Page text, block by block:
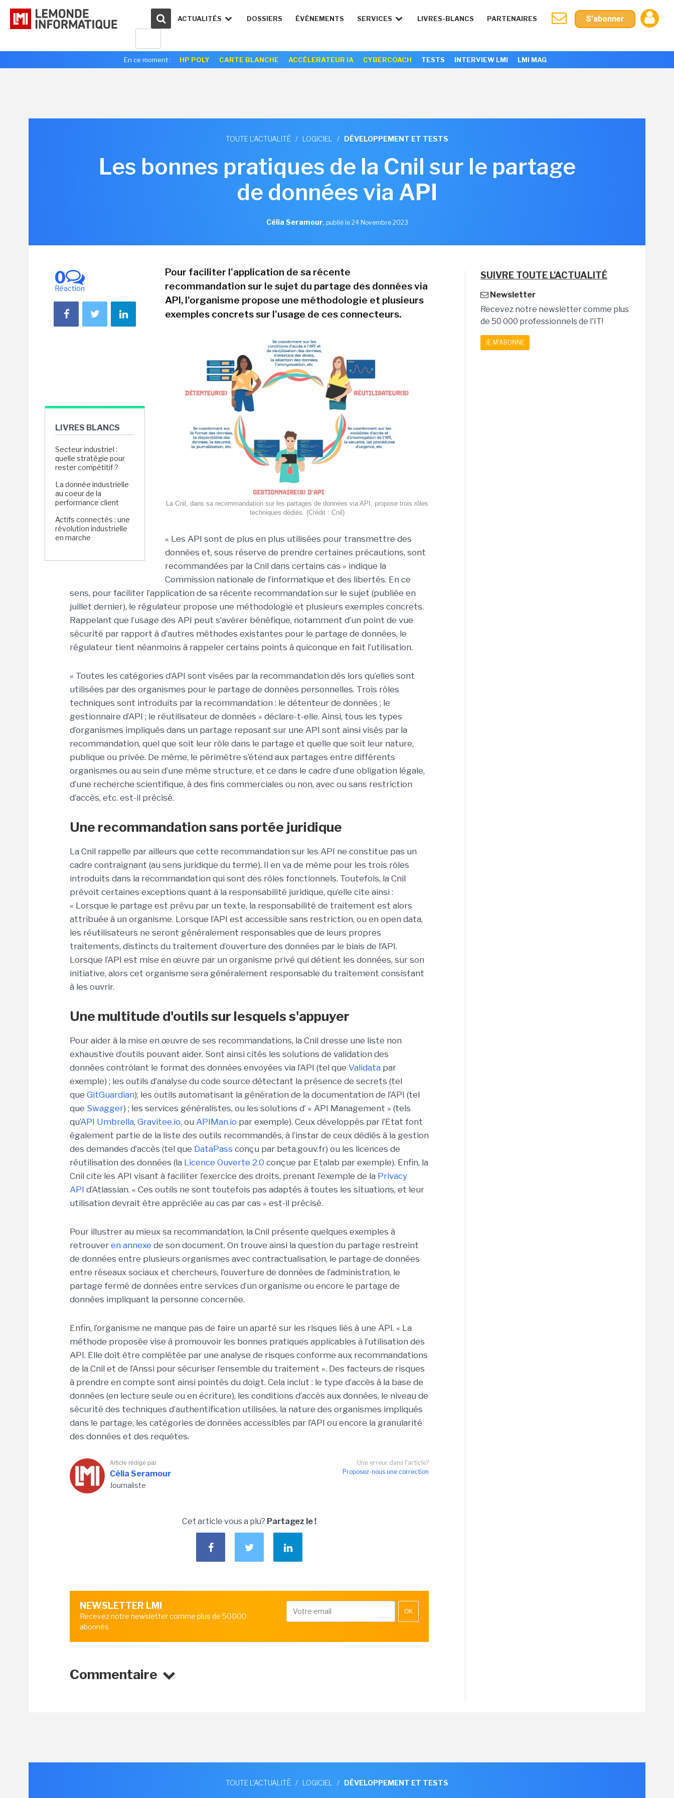
ACTUALITÉS DOSSIERS ÉVÉNEMENTS SERVICES LIVRES-BLANCS PARTENAIRES S'abonner
En ce moment : HP POLY CARTE BLANCHE ACCÉLERATEUR IA CYBERCOACH TESTS INTERVIEW LMI LMI MAG
TOUTE L'ACTUALITÉ / LOGICIEL / DÉVELOPPEMENT ET TESTS
Les bonnes pratiques de la Cnil sur le partage
de données via API
Célia Seramour, publié le 24 Novembre 2023
0
Réaction
LIVRES BLANCS
Secteur industriel :
quelle stratégie pour
rester compétitif ?
La donnée industrielle
au coeur de la
performance client
Actifs connectés : une
révolution industrielle
en marche
Pour faciliter l'application de sa récente
recommandation sur le sujet du partage des données via
API, l'organisme propose une méthodologie et plusieurs
exemples concrets sur l'usage de ces connecteurs.
La Cnil, dans sa recommandation sur les partages de données via API, propose trois rôles
techniques dédiés. (Crédit : Cnil)
« Les API sont de plus en plus utilisées pour transmettre des
données et, sous réserve de prendre certaines précautions, sont
recommandées par la Cnil dans certains cas » indique la
Commission nationale de l’informatique et des libertés. En ce
sens, pour faciliter l’application de sa récente recommandation sur le sujet (publiée en
juillet dernier), le régulateur propose une méthodologie et plusieurs exemples concrets.
Rappelant que l’usage des API peut s’avérer bénéfique, notamment d’un point de vue
sécurité par rapport à d’autres méthodes existantes pour le partage de données, le
régulateur tient néanmoins à rappeler certains points à quiconque en fait l’utilisation.
« Toutes les catégories d’API sont visées par la recommandation dès lors qu’elles sont
utilisées par des organismes pour le partage de données personnelles. Trois rôles
techniques sont introduits par la recommandation : le détenteur de données ; le
gestionnaire d’API ; le réutilisateur de données » déclare-t-elle. Ainsi, tous les types
d’organismes impliqués dans un partage reposant sur une API sont ainsi visés par la
recommandation, quel que soit leur rôle dans le partage et quelle que soit leur nature,
publique ou privée. De même, le périmètre s’étend aux partages entre différents
organismes ou au sein d’une même structure, et ce dans le cadre d’une obligation légale,
d’une recherche scientifique, à des fins commerciales ou non, avec ou sans restriction
d’accès, etc. est-il précisé.
Une recommandation sans portée juridique
La Cnil rappelle par ailleurs que cette recommandation sur les API ne constitue pas un
cadre contraignant (au sens juridique du terme). Il en va de même pour les trois rôles
introduits dans la recommandation qui sont des rôles fonctionnels. Toutefois, la Cnil
prévoit certaines exceptions quant à la responsabilité juridique, qu’elle cite ainsi :
« Lorsque le partage est prévu par un texte, la responsabilité de traitement est alors
attribuée à un organisme. Lorsque l’API est accessible sans restriction, ou en open data,
les réutilisateurs ne seront généralement responsables que de leurs propres
traitements, distincts du traitement d’ouverture des données par le biais de l’API.
Lorsque l’API est mise en œuvre par un organisme privé qui détient les données, sur son
initiative, alors cet organisme sera généralement responsable du traitement consistant
à les ouvrir.
Une multitude d'outils sur lesquels s'appuyer
Pour aider à la mise en œuvre de ses recommandations, la Cnil dresse une liste non
exhaustive d’outils pouvant aider. Sont ainsi cités les solutions de validation des
données contrôlant le format des données envoyées via l’API (tel que Validata par
exemple) ; les outils d’analyse du code source détectant la présence de secrets (tel
que GitGuardian); les outils automatisant la génération de la documentation de l’API (tel
que Swagger) ; les services généralistes, ou les solutions d’ « API Management » (tels
qu’API Umbrella, Gravitee.io, ou APIMan.io par exemple). Ceux développés par l’Etat font
également partie de la liste des outils recommandés, à l’instar de ceux dédiés à la gestion
des demandes d’accès (tel que DataPass conçu par beta.gouv.fr) ou les licences de
réutilisation des données (la Licence Ouverte 2.0 conçue par Etalab par exemple). Enfin, la
Cnil cite les API visant à faciliter l’exercice des droits, prenant l’exemple de la Privacy
API d’Atlassian. « Ces outils ne sont toutefois pas adaptés à toutes les situations, et leur
utilisation devrait être appréciée au cas par cas » est-il précisé.
Pour illustrer au mieux sa recommandation, la Cnil présente quelques exemples à
retrouver en annexe de son document. On trouve ainsi la question du partage restreint
de données entre plusieurs organismes avec contractualisation, le partage de données
entre réseaux sociaux et chercheurs, l’ouverture de données de l’administration, le
partage fermé de données entre services d’un organisme ou encore le partage de
données impliquant la personne concernée.
Enfin, l’organisme ne manque pas de faire un aparté sur les risques liés à une API. « La
méthode proposée vise à promouvoir les bonnes pratiques applicables à l’utilisation des
API. Elle doit être complétée par une analyse de risques conforme aux recommandations
de la Cnil et de l’Anssi pour sécuriser l’ensemble du traitement ». Des facteurs de risques
à prendre en compte sont ainsi pointés du doigt. Cela inclut : le type d’accès à la base de
données (en lecture seule ou en écriture), les conditions d’accès aux données, le niveau de
sécurité des techniques d’authentification utilisées, la nature des organismes impliqués
dans le partage, les catégories de données accessibles par l’API ou encore la granularité
des données et des requêtes.
Une erreur dans l'article?
Proposez-nous une correction
Article rédigé par
Célia Seramour
Journaliste
Cet article vous a plu? Partagez le !
NEWSLETTER LMI
Recevez notre newsletter comme plus de 50000
abonnés
OK
Commentaire
SUIVRE TOUTE L'ACTUALITÉ
Newsletter
Recevez notre newsletter comme plus
de 50 000 professionnels de l'IT!
JE M'ABONNE
TOUTE L'ACTUALITÉ / LOGICIEL / DÉVELOPPEMENT ET TESTS